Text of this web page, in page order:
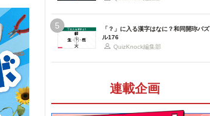
5
「？」に入る漢字はなに？和同開珎パズ
ル176
QuizKnock編集部
連載企画